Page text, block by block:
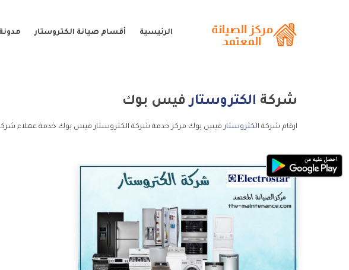
الرئيسية أقسام صيانة الكتروستار
شركة الكتروستارفيس بوك
ارقام شركة الكتروستار فيس بوك مركز خدمة شركة الكتروستار فيس بوك خدمة عملاء